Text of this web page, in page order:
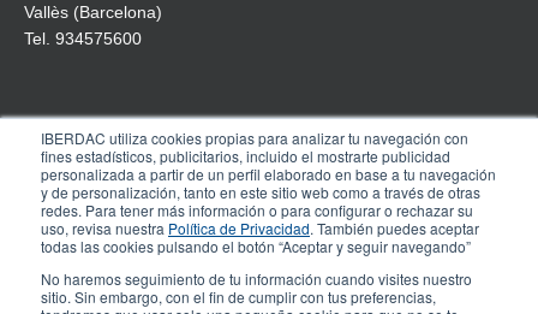
IBERDAC utiliza cookies propias para analizar tu navegación con
fines estadísticos, publicitarios, incluido el mostrarte publicidad
personalizada a partir de un perfil elaborado en base a tu navegación
y de personalización, tanto en este sitio web como a través de otras
redes. Para tener más información o para configurar o rechazar su
uso, revisa nuestra Política de Privacidad. También puedes aceptar
todas las cookies pulsando el botón “Aceptar y seguir navegando”
No haremos seguimiento de tu información cuando visites nuestro
sitio. Sin embargo, con el fin de cumplir con tus preferencias,
Vallès (Barcelona)
Tel. 934575600
MADRID
Pº de la Castellana, 91, 4º-1ª
28046 Madrid
Tel. 910 608 737